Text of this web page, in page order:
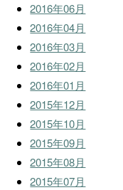
2016年06月
2016年04月
2016年03月
2016年02月
2016年01月
2015年12月
2015年10月
2015年09月
2015年08月
2015年07月